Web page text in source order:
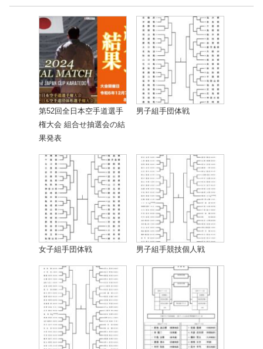
第52回全日本空手道選手
権大会 組合せ抽選会の結
果発表
男子組手団体戦
女子組手団体戦 男子組手競技個人戦